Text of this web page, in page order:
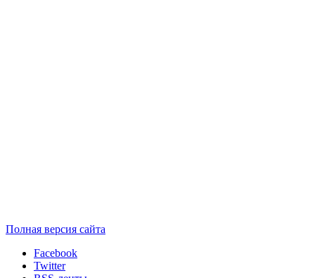
Полная версия сайта
Facebook
Twitter